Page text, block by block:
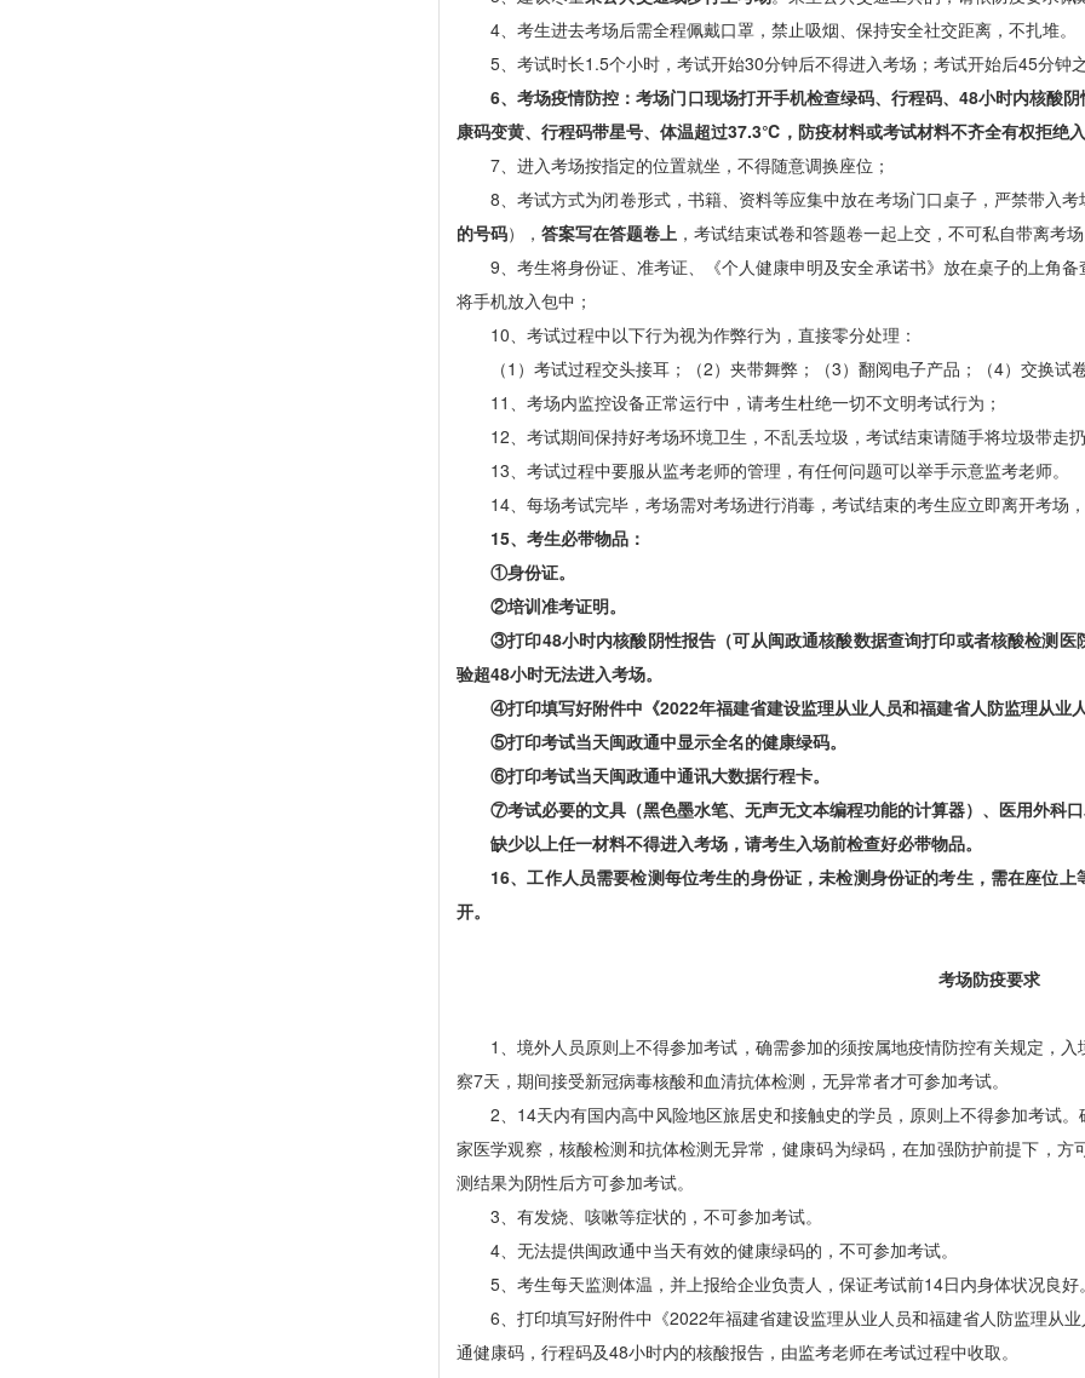
4、考生进去考场后需全程佩戴口罩，禁止吸烟、保持安全社交距离，不扎堆。
5、考试时长1.5个小时，考试开始30分钟后不得进入考场； 考试开始后45分钟
6、考场疫情防控：考场门口现场打开手机检查绿码、行程码、 48小时内核酸
康码变黄、行程码带星号、 体温超过37.3℃ ，防疫材料或考试材料不齐全有权拒绝
7、进入考场按指定的位置就坐，不得随意调换座位；
8、考试方式为闭卷形式，书籍、资料等应集中放在考场门口桌子，严禁带入
的号码）， 答案写在答题卷上 ，考试结束试卷和答题卷一起上交，不可私自带离考
9、考生将身份证、准考证、《个人健康申明及安全承诺书》放在桌子的上角
将手机放入包中；
10、考试过程中以下行为视为作弊行为，直接零分处理：
（1）考试过程交头接耳；（2）夹带舞弊；（3）翻阅电子产品；（4）交换试
11、考场内监控设备正常运行中，请考生杜绝一切不文明考试行为；
12、考试期间保持好考场环境卫生，不乱丢垃圾，考试结束请随手将垃圾带走
13、考试过程中要服从监考老师的管理，有任何问题可以举手示意监考老师。
14、每场考试完毕，考场需对考场进行消毒，考试结束的考生应立即离开考场
15、考生必带物品：
①身份证。
②培训准考证明。
③打印48小时内核酸阴性报告（可从闽政通核酸数据查询打印或者核酸检测
验超48小时无法进入考场。
④打印填写好附件中《2022年福建省建设监理从业人员和福建省人防监理从业
⑤打印考试当天闽政通中显示全名的健康绿码。
⑥打印考试当天闽政通中通讯大数据行程卡。
⑦考试必要的文具（黑色墨水笔、无声无文本编程功能的计算器）、医用外科
缺少以上任一材料不得进入考场，请考生入场前检查好必带物品。
16、工作人员需要检测每位考生的身份证，未检测身份证的考生，需在座位
开。
考场防疫要求
1、境外人员原则上不得参加考试，确需参加的须按属地疫情防控有关规定，
察7天，期间接受新冠病毒核酸和血清抗体检测，无异常者才可参加考试。
2、14天内有国内高中风险地区旅居史和接触史的学员，原则上不得参加考试
家医学观察，核酸检测和抗体检测无异常，健康码为绿码，在加强防护前提下，
测结果为阴性后方可参加考试。
3、有发烧、咳嗽等症状的，不可参加考试。
4、无法提供闽政通中当天有效的健康绿码的，不可参加考试。
5、考生每天监测体温，并上报给企业负责人，保证考试前14日内身体状况良
6、打印填写好附件中《2022年福建省建设监理从业人员和福建省人防监理从
通健康码，行程码及48小时内的核酸报告，由监考老师在考试过程中收取。